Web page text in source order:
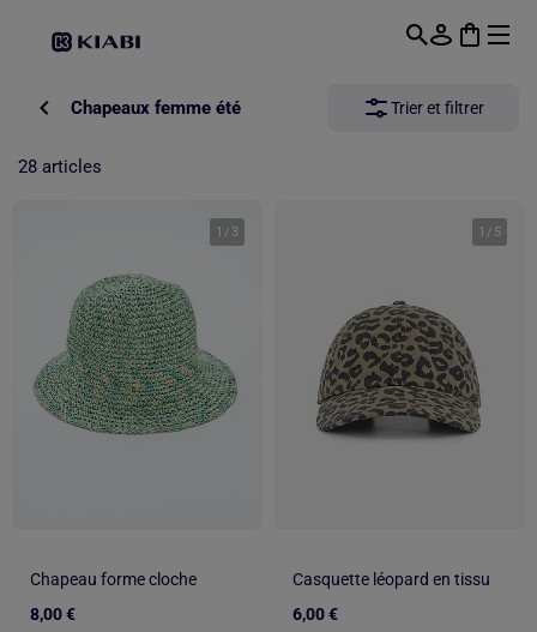
Chapeaux femme été Trier et filtrer
28 articles
1 / 3
Chapeau forme cloche
8,00 €
1 / 5
Casquette léopard en tissu
6,00 €